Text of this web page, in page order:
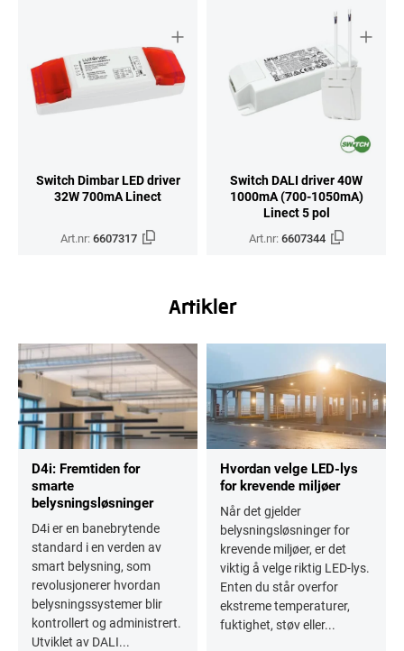
Switch Dimbar LED driver
32W 700mA Linect
Art.nr:6607317
Switch DALI driver 40W
1000mA (700-1050mA)
Linect 5 pol
Art.nr:6607344
Artikler
D4i: Fremtiden for
smarte
belysningsløsninger
D4i er en banebrytende
standard i en verden av
smart belysning, som
revolusjonerer hvordan
belysningssystemer blir
kontrollert og administrert.
Utviklet av DALI...
Hvordan velge LED-lys
for krevende miljøer
Når det gjelder
belysningsløsninger for
krevende miljøer, er det
viktig å velge riktig LED-lys.
Enten du står overfor
ekstreme temperaturer,
fuktighet, støv eller...